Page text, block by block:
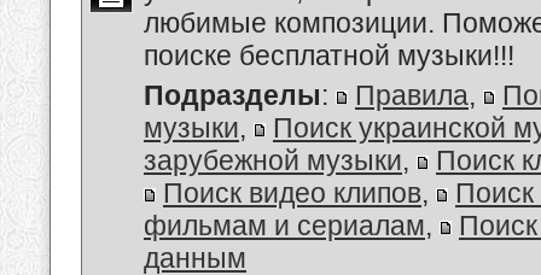
любимые композиции.
поиске бесплатной музыки!!!
Подразделы: Правила,
музыки,
Поиск украинской
зарубежной музыки,
Поиск
Поиск видео клипов,
Поиск
фильмам и сериалам,
данным